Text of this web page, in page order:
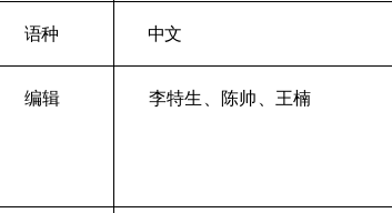
语种 中文
编辑 李特生 、陈帅 、王楠